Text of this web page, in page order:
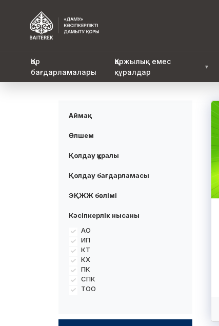
Қор
бағдарламалары
Қаржылық емес
құралдар
▼
Аймақ
Өлшем
Қолдау құралы
Қолдау бағдарламасы
ЭҚЖЖ бөлімі
Кәсіпкерлік нысаны
АО
ИП
КТ
КХ
ПК
СПК
ТОО